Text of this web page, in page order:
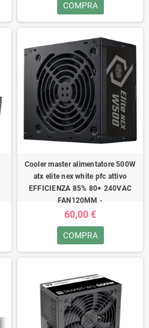
COMPRA
Cooler master alimentatore 500W
atx elite nex white pfc attivo
EFFICIENZA 85% 80+ 240VAC
FAN120MM -
60,00 €
COMPRA